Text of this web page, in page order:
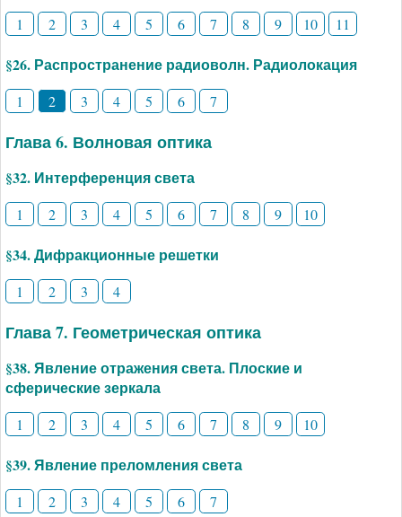
1 2 3 4 5 6 7 8 9 10 11
§26. Распространение радиоволн. Радиолокация
1 2 3 4 5 6 7
Глава 6. Волновая оптика
§32. Интерференция света
1 2 3 4 5 6 7 8 9 10
§34. Дифракционные решетки
1 2 3 4
Глава 7. Геометрическая оптика
§38. Явление отражения света. Плоские и
сферические зеркала
1 2 3 4 5 6 7 8 9 10
§39. Явление преломления света
1 2 3 4 5 6 7